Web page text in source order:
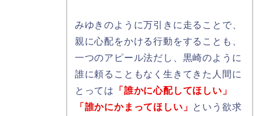
みゆきのように万引きに走ることで、
親に心配をかける行動をすることも、
一つのアピール法だし、黒崎のように
誰に頼ることもなく生きてきた人間に
とっては
「誰かに心配してほしい」
「誰かにかまってほしい」 という欲求